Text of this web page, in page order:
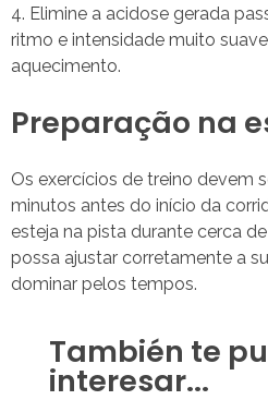
Elimine a acidose gerada
ritmo e intensidade muito
aquecimento.
Preparação na
Os exercícios de treino devem
minutos antes do início da
esteja na pista durante cerca
possa ajustar corretamente a
dominar pelos tempos.
También te
interesar...